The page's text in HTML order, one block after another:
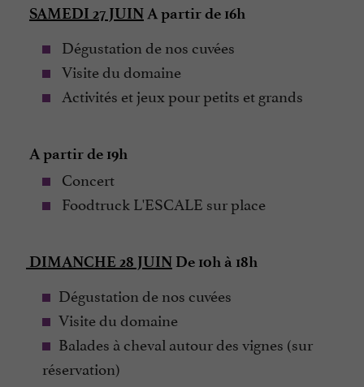
SAMEDI 27 JUINA partir de 16h
Dégustation de nos cuvées
Visite du domaine
Activités et jeux pour petits et grands
A partir de 19h
Concert
Foodtruck L'ESCALE sur place
DIMANCHE 28 JUIN De 10h à 18h
Dégustation de nos cuvées
Visite du domaine
Balades à cheval autour des vignes (sur
réservation)